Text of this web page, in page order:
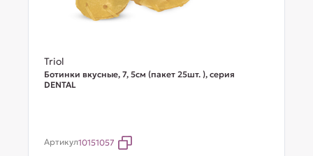
Triol
Ботинки вкусные, 7, 5см (пакет 25шт. ), серия
DENTAL
Артикул10151057